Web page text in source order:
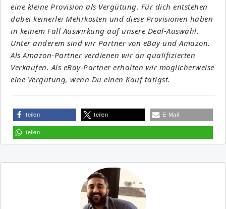
eine kleine Provision als Vergütung. Für dich entstehen
dabei keinerlei Mehrkosten und diese Provisionen haben
in keinem Fall Auswirkung auf unsere Deal-Auswahl.
Unter anderem sind wir Partner von eBay und Amazon.
Als Amazon-Partner verdienen wir an qualifizierten
Verkäufen. Als eBay-Partner erhalten wir möglicherweise
eine Vergütung, wenn Du einen Kauf tätigst.
teilen teilen E-Mail
teilen